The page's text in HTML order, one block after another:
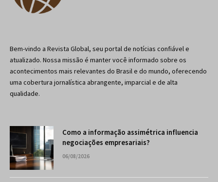
Bem-vindo a Revista Global, seu portal de notícias confiável e
atualizado. Nossa missão é manter você informado sobre os
acontecimentos mais relevantes do Brasil e do mundo, oferecendo
uma cobertura jornalística abrangente, imparcial e de alta
qualidade.
Como a informação assimétrica influencia
negociações empresariais?
06/08/2026